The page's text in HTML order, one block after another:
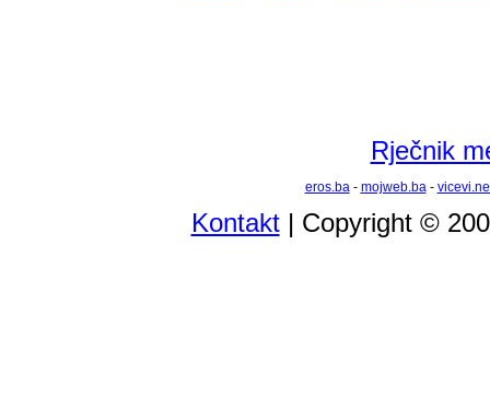
Rječnik
eros.ba- mojweb.ba-
Kontakt| Copyright ©